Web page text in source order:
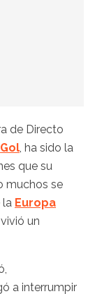
de Directo
Gol, ha sido la
que su
muchos se
la Europa
vivió un
a interrumpir